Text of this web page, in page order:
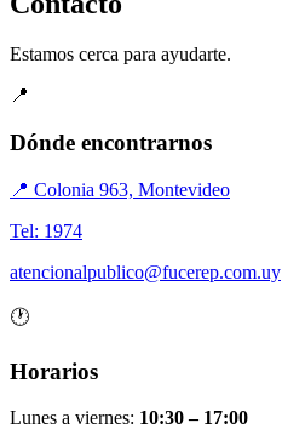
Estamos cerca para ayudarte.
📍
Dónde encontrarnos
📍 Colonia 963, Montevideo
Tel: 1974
atencionalpublico@fucerep.com.uy
🕐
Horarios
Lunes a viernes: 10:30 – 17:00